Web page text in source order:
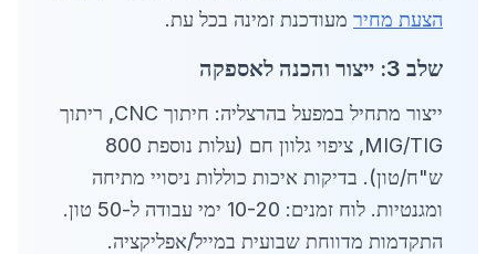
הצעת מחיר מעודכנת זמינה בכל עת.
שלב 3: ייצור והכנה לאספקה
ייצור מתחיל במפעל בהרצליה: חיתוך CNC, ריתוך
MIG/TIG, ציפוי גלוון חם (עלות נוספת 800
ש"ח/טון). בדיקות איכות כוללות ניסויי מתיחה
ומגנטיות. לוח זמנים: 10-20 ימי עבודה ל-50 טון.
התקדמות מדווחת שבועית במייל/אפליקציה.